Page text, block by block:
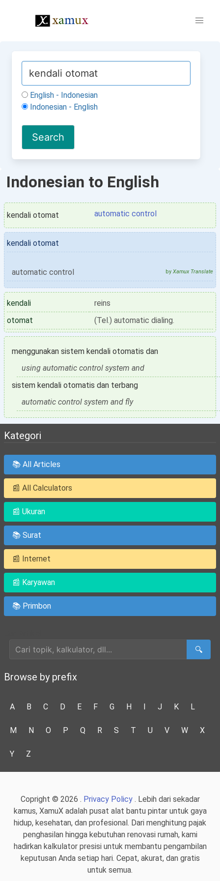
English - Indonesian
Indonesian - English
Indonesian to English
kendali otomat automatic control
kendali otomat
automatic control by Xamux Translate
kendali
reins
otomat
(Tel.) automatic dialing.
menggunakan sistem kendali otomatis dan
using automatic control system and
sistem kendali otomatis dan terbang
automatic control system and fly
Kategori
📚 All Articles
📰 All Calculators
📰 Ukuran
📚 Surat
📰 Internet
📰 Karyawan
📚 Primbon
🔍
Browse by prefix
A B C D E F G H I J K L
M N O P Q R S T U V W X
Y Z
Copright © 2026 . Privacy Policy. Lebih dari sekadar
kamus, XamuX adalah pusat alat bantu pintar untuk gaya
hidup, kesehatan, dan profesional. Dari menghitung pajak
penghasilan hingga kebutuhan renovasi rumah, kami
hadirkan kalkulator presisi untuk membantu pengambilan
keputusan Anda setiap hari. Cepat, akurat, dan gratis
untuk semua.